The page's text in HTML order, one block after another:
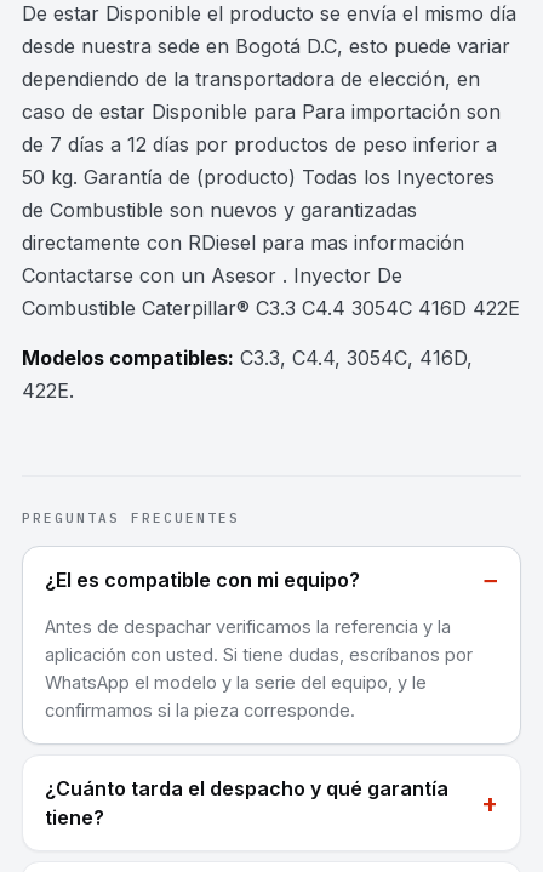
De estar Disponible el producto se envía el mismo día
desde nuestra sede en Bogotá D.C, esto puede variar
dependiendo de la transportadora de elección, en
caso de estar Disponible para Para importación son
de 7 días a 12 días por productos de peso inferior a
50 kg. Garantía de (producto) Todas los Inyectores
de Combustible son nuevos y garantizadas
directamente con RDiesel para mas información
Contactarse con un Asesor . Inyector De
Combustible Caterpillar® C3.3 C4.4 3054C 416D 422E
Modelos compatibles: C3.3, C4.4, 3054C, 416D,
422E.
PREGUNTAS FRECUENTES
¿El es compatible con mi equipo? −
Antes de despachar verificamos la referencia y la
aplicación con usted. Si tiene dudas, escríbanos por
WhatsApp el modelo y la serie del equipo, y le
confirmamos si la pieza corresponde.
¿Cuánto tarda el despacho y qué garantía
tiene?
+